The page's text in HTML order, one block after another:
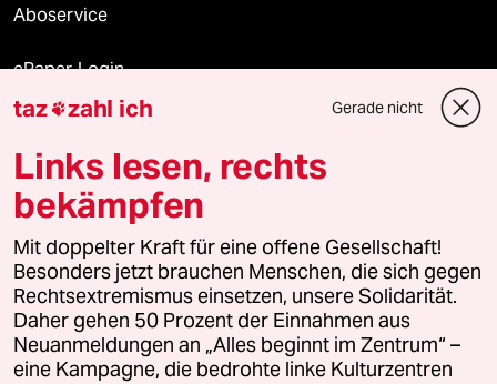
Aboservice
ePaper Login
Downloads für Abonnierende
© 2026 taz Verlags und Vertriebs GmbH
Alle Rechte vorbehalten. Bei rechtlichen Fragen oder für Genehmigungen
wenden Sie sich bitte an
lizenzen@taz.de
Feedback Redaktionsstatut Kommune-Richtlinien
taz zahl ich Gerade nicht
Links lesen, rechts
bekämpfen
Mit doppelter Kraft für eine offene Gesellschaft!
Besonders jetzt brauchen Menschen, die sich gegen
Rechtsextremismus einsetzen, unsere Solidarität.
Daher gehen 50 Prozent der Einnahmen aus
Neuanmeldungen an „Alles beginnt im Zentrum“ –
eine Kampagne, die bedrohte linke Kulturzentren